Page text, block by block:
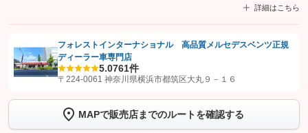
詳細はこちら
【STEP1】認証画面でグーネットを友だち追加してから「許可する」ボタンを押
します
【STEP2】 トーク画面で
完了してください。
フォレストインターナショナル 高品質メルセデスベンツ正規
ディーラー車専門店
5.0761件
〒224-0061 神奈川県横浜市都筑区大丸９－１６
MAPで販売店までのルートを確認する